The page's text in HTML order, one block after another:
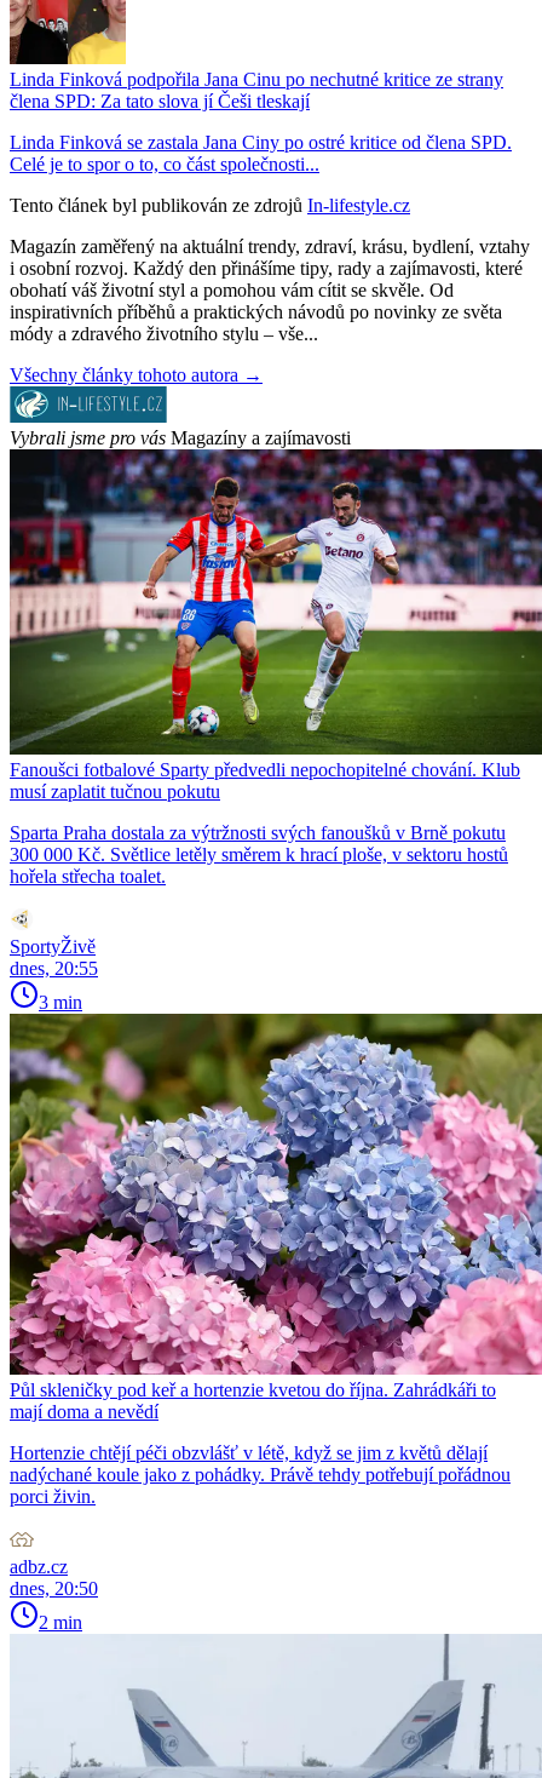
Linda Finková podpořila Jana Cinu po nechutné kritice ze strany
člena SPD: Za tato slova jí Češi tleskají
Linda Finková se zastala Jana Ciny po ostré kritice od člena SPD.
Celé je to spor o to, co část společnosti...
Tento článek byl publikován ze zdrojů In-lifestyle.cz
Magazín zaměřený na aktuální trendy, zdraví, krásu, bydlení, vztahy
i osobní rozvoj. Každý den přinášíme tipy, rady a zajímavosti, které
obohatí váš životní styl a pomohou vám cítit se skvěle. Od
inspirativních příběhů a praktických návodů po novinky ze světa
módy a zdravého životního stylu – vše...
Všechny články tohoto autora →
Vybrali jsme pro vás Magazíny a zajímavosti
Fanoušci fotbalové Sparty předvedli nepochopitelné chování. Klub
musí zaplatit tučnou pokutu
Sparta Praha dostala za výtržnosti svých fanoušků v Brně pokutu
300 000 Kč. Světlice letěly směrem k hrací ploše, v sektoru hostů
hořela střecha toalet.
SportyŽivě
dnes, 20:55
3 min
Půl skleničky pod keř a hortenzie kvetou do října. Zahrádkáři to
mají doma a nevědí
Hortenzie chtějí péči obzvlášť v létě, když se jim z květů dělají
nadýchané koule jako z pohádky. Právě tehdy potřebují pořádnou
porci živin.
adbz.cz
dnes, 20:50
2 min